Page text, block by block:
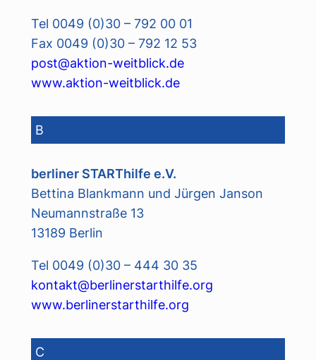
Tel 0049 (0)30 – 792 00 01
Fax 0049 (0)30 – 792 12 53
post@aktion-weitblick.de
www.aktion-weitblick.de
B
berliner STARThilfe e.V.
Bettina Blankmann und Jürgen Janson
Neumannstraße 13
13189 Berlin
Tel 0049 (0)30 – 444 30 35
kontakt@berlinerstarthilfe.org
www.berlinerstarthilfe.org
C